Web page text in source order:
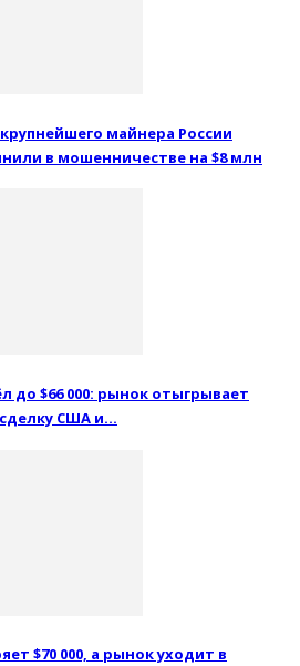
майнера России
в мошенничестве на $8 млн
до $66 000: рынок отыгрывает
США и…
$70 000, а рынок уходит в